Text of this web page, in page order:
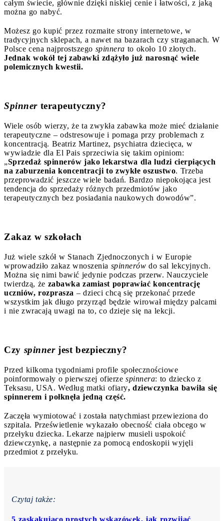
całym świecie, głównie dzięki niskiej cenie i łatwości, z jaką
można go nabyć.
Możesz go kupić przez rozmaite strony internetowe, w
tradycyjnych sklepach, a nawet na bazarach czy straganach. W
Polsce cena najprostszego spinnera to około 10 złotych.
Jednak wokół tej zabawki zdążyło już narosnąć wiele
polemicznych kwestii.
Spinner terapeutyczny?
Wiele osób wierzy, że ta zwykła zabawka może mieć działanie
terapeutyczne – odstresowuje i pomaga przy problemach z
koncentracją. Beatriz Martinez, psychiatra dziecięca, w
wywiadzie dla El Pais sprzeciwia się takim opiniom:
„Sprzedaż spinnerów jako lekarstwa dla ludzi cierpiących
na zaburzenia koncentracji to zwykłe oszustwo. Trzeba
przeprowadzić jeszcze wiele badań. Bardzo niepokojąca jest
tendencja do sprzedaży różnych przedmiotów jako
terapeutycznych bez posiadania naukowych dowodów”.
Zakaz w szkołach
Już wiele szkół w Stanach Zjednoczonych i w Europie
wprowadziło zakaz wnoszenia spinnerów do sal lekcyjnych.
Można się nimi bawić jedynie podczas przerw. Nauczyciele
twierdzą, że zabawka zamiast poprawiać koncentrację
uczniów, rozprasza – dzieci chcą się przekonać przede
wszystkim jak długo przyrząd będzie wirował między palcami
i nie zwracają uwagi na to, co dzieje się na lekcji.
Czy spinnerjest bezpieczny?
Przed kilkoma tygodniami profile społecznościowe
poinformowały o pierwszej ofierze spinnera: to dziecko z
Teksasu, USA. Według matki ofiary, dziewczynka bawiła się
spinnerem i połknęła jedną część.
Zaczęła wymiotować i została natychmiast przewieziona do
szpitala. Prześwietlenie wykazało obecność ciała obcego w
przełyku dziecka. Lekarze najpierw musieli uspokoić
dziewczynkę, a następnie za pomocą endoskopii wyjęli
przedmiot z przełyku.
Czytaj także:
5 zaskakująco prostych wskazówek, jak rozwijać